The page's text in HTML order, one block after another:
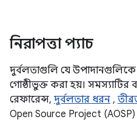
নিরাপত্তা প্যাচ
দুর্বলতাগুলি যে
গোষ্ঠীভুক্ত করা হয়। সমস্যাটির
রেফারেন্স, দুর্বলতার ধরন ,
Open Source Project